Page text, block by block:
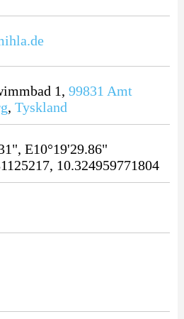
1, 99831 Amt
, Tyskland
E10°19'29.86"
10.324959771804